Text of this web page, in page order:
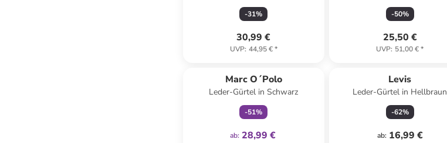
-31%
30,99 €
UVP: 44,95 €*
-50%
25,50 €
UVP: 51,00 €*
Marc O´Polo
Leder-Gürtel in Schwarz
-51%
ab: 28,99 €
Levis
Leder-Gürtel in Hellbraun
-62%
ab: 16,99 €